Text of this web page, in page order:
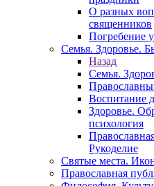
О разных
священников
Погребение
Семья. Здоровье.
Назад
Семья.
Воспитание
Здоровье.
психология
Рукоделие
Святые места.
Православная